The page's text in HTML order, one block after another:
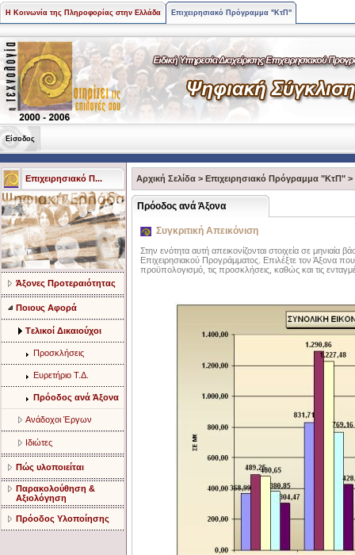
Η Κοινωνία της Πληροφορίας στην Ελλάδα Επιχειρησιακό Πρόγραμμα "ΚτΠ"
Είσοδος
Επιχειρησιακό Π...
Άξονες Προτεραιότητας
Ποιους Αφορά
Tελικοί Δικαιούχοι
Προσκλήσεις
Ευρετήριο Τ.Δ.
Πρόοδος ανά Άξονα
Ανάδοχοι Έργων
Ιδιώτες
Πώς υλοποιείται
Παρακολούθηση &
Αξιολόγηση
Πρόοδος Υλοποίησης
Αρχική Σελίδα > Επιχειρησιακό Πρόγραμμα "ΚτΠ" >
Πρόοδος ανά Άξονα
Συγκριτική Απεικόνιση
Στην ενότητα αυτή απεικονίζονται στοιχεία σε
Επιχειρησιακού Προγράμματος. Επιλέξτε τον Άξονα
προϋπολογισμό, τις προσκλήσεις, καθώς και τις